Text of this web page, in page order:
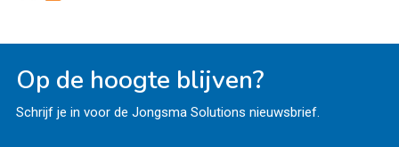
Op de hoogte blijven?
Schrijf je in voor de Jongsma Solutions nieuwsbrief.